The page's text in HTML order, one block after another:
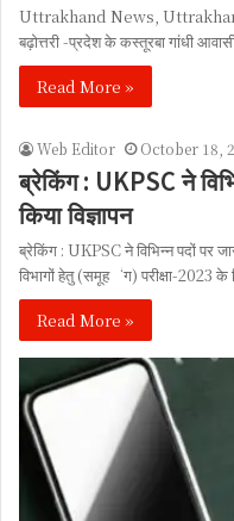
Uttrakhand News,
बढ़ोत्तरी -प्रदेश के कस्तूरबा गांधी
Read More »
Web Editor October 18,
ब्रेकिंग : UKPSC ने
किया विज्ञापन
ब्रेकिंग : UKPSC ने विभिन्न पदों पर
विभागों हेतु (समूह‘ग) परीक्षा-2023
Read More »